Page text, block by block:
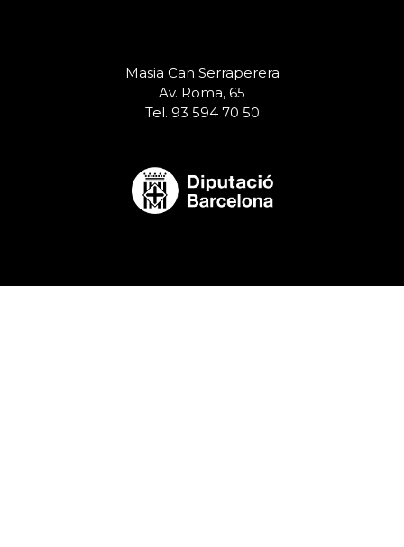
Masia Can Serraperera
Av. Roma, 65
Tel. 93 594 70 50